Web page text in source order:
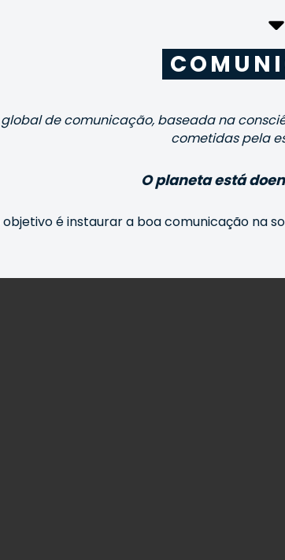
de comunicação, baseada na
cometidas pela
O planeta está
objetivo é instaurar a boa comunicação na